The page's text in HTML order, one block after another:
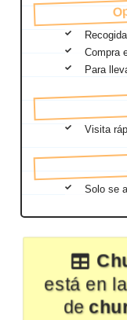
Compra
Para
Visita
Solo se
está en
de